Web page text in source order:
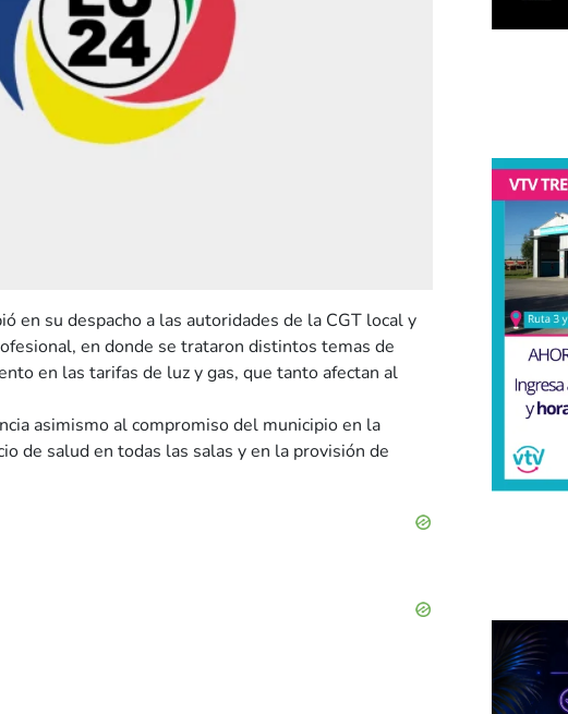
en su despacho a las autoridades de la CGT local y
en donde se trataron distintos temas de
en las tarifas de luz y gas, que tanto afectan al
asimismo al compromiso del municipio en la
de salud en todas las salas y en la provisión de